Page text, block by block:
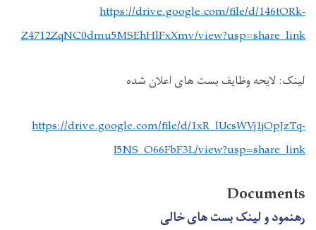
https://drive.google.com/file/d/146tORk-
Z4712ZqNC0dmu5MSEhHlFxXmv/view?usp=share_link
لینک: لایحه وظایف بست های اعلان شده
https://drive.google.com/file/d/1xR_lUcsWVj1jOpJzTq-
I5NS_O66FbF3L/view?usp=share_link
Documents
رهنمود و لینک بست های خالی